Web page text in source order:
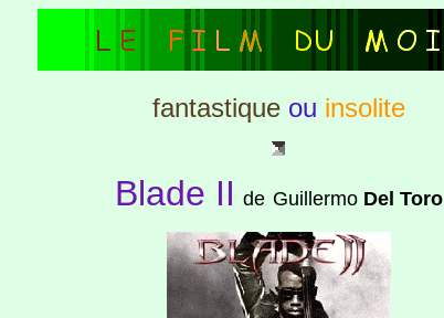
fantastiqueou insolite
Blade II de Guillermo Del Toro